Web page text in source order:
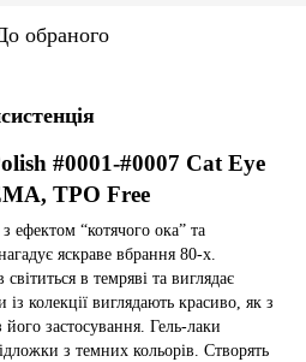
обраного
#0001-#0007 Cat Eye
TPO Free
ефектом “котячого ока” та
яскраве вбрання 80-х.
в темряві та виглядає
колекції виглядають красиво, як з
його застосування. Гель-лаки
з темних кольорів. Створять